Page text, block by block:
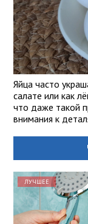
Яйца часто
салате или как
что даже такой
внимания к
ЛУЧШЕЕ